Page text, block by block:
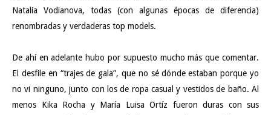
Natalia Vodianova, todas (con algunas épocas de diferencia)
renombradas y verdaderas top models.
De ahí en adelante hubo por supuesto mucho más que comentar.
El desfile en “trajes de gala”, que no sé dónde estaban porque yo
no vi ninguno, junto con los de ropa casual y vestidos de baño. Al
menos Kika Rocha y María Luisa Ortíz fueron duras con sus